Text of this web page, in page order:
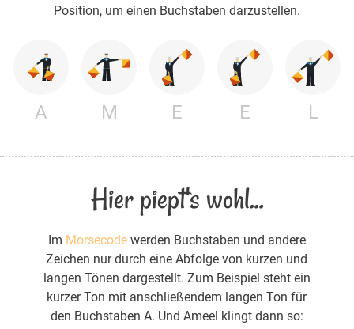
Position, um einen Buchstaben darzustellen.
A M E E L
Hier piept's wohl...
Im Morsecodewerden Buchstaben und andere
Zeichen nur durch eine Abfolge von kurzen und
langen Tönen dargestellt. Zum Beispiel steht ein
kurzer Ton mit anschließendem langen Ton für
den Buchstaben A. Und Ameel klingt dann so: